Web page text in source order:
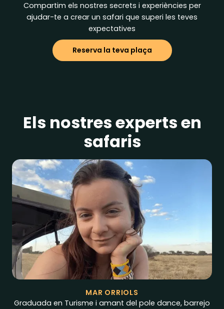
Compartim els nostres secrets i experiències per
ajudar-te a crear un safari que superi les teves
expectatives
Reserva la teva plaça
Els nostres experts en
safaris
MAR ORRIOLS
Graduada en Turisme i amant del pole dance, barrejo